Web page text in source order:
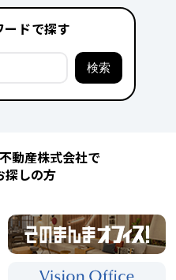
ードで探す
動産株式会社で
探しの方